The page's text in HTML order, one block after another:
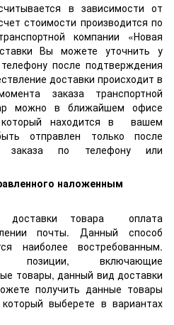
в зависимости от
стоимости производится по
компании «Новая
Вы можете уточнить у
после подтверждения
доставки происходит в
заказа транспортной
можно в ближайшем офисе
который находится в вашем
отправлен только после
заказа по телефону или
наложенным
доставки товара оплата
почты. Данный способ
наиболее востребованным.
позиции, включающие
товары, данный вид доставки
получить данные товары
выберете в вариантах